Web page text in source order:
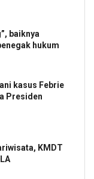
baiknya
hukum
kasus Febrie
Presiden
KMDT